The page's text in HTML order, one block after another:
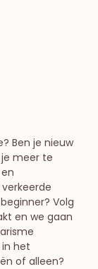
Ben je nieuw
meer te
Volg
en we gaan
het
of alleen?